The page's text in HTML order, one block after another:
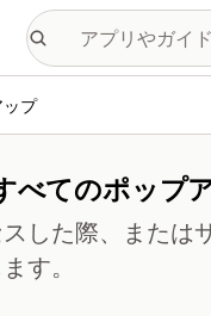
ップ
べてのポップ
した際、または
す。